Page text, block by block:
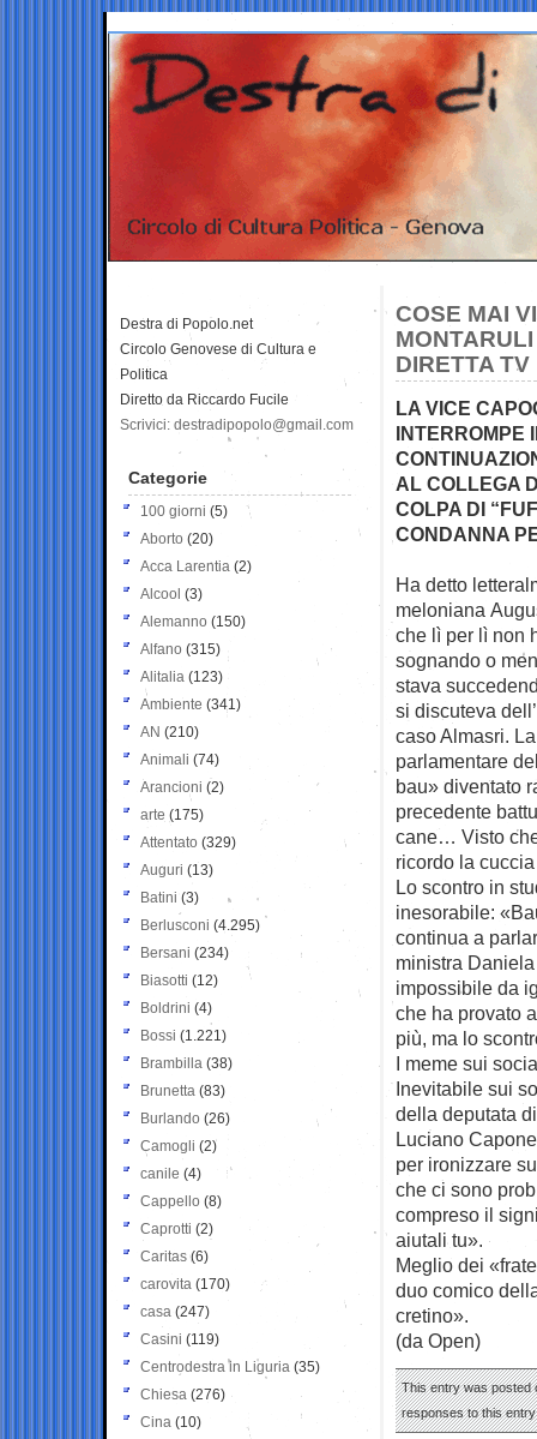
COSE MAI
DIRETTA
LA VICE
INTERROMPE
AL COLLEGA
COLPA DI
CONDANNA
Ha detto
meloniana
che lì per lì non
sognando o
stava
si discuteva
caso Almasri.
parlamentare
bau» diventato
precedente
cane… Visto
ricordo la
Lo scontro in
inesorabile:
continua a
ministra
impossibile da
che ha provato
più, ma lo
I meme sui
Inevitabile sui
della deputata
Luciano
per ironizzare
che ci sono
compreso il
aiutali tu».
Meglio dei
duo comico
cretino».
(da Open)
This entry was posted
responses to this
Destra di Popolo.net
Circolo Genovese di Cultura e
Politica
Diretto da Riccardo Fucile
Scrivici: destradipopolo@gmail.com
Categorie
100 giorni (5)
Aborto (20)
Acca Larentia (2)
Alcool (3)
Alemanno (150)
Alfano (315)
Alitalia (123)
Ambiente (341)
AN (210)
Animali (74)
Arancioni (2)
arte (175)
Attentato (329)
Auguri (13)
Batini (3)
Berlusconi (4.295)
Bersani (234)
Biasotti (12)
Boldrini (4)
Bossi (1.221)
Brambilla (38)
Brunetta (83)
Burlando (26)
Camogli (2)
canile (4)
Cappello (8)
Caprotti (2)
Caritas (6)
carovita (170)
casa (247)
Casini (119)
Centrodestra in Liguria (35)
Chiesa (276)
Cina (10)